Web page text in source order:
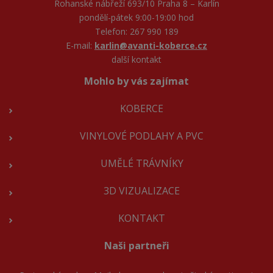
Rohanské nábřeží 693/10 Praha 8 – Karlín
pondělí-pátek 9:00-19:00 hod
Telefon: 267 990 189
E-mail: karlin@avanti-koberce.cz
další kontakt
Mohlo by vás zajímat
KOBERCE
VINYLOVÉ PODLAHY A PVC
UMĚLÉ TRÁVNÍKY
3D VIZUALIZACE
KONTAKT
Naši partneři